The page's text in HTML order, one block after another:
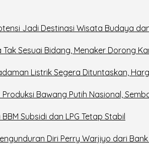
Jadi Destinasi Wisata Budaya
Tak Sesuai Bidang, Menaker Dorong
Listrik Segera Dituntaskan,
Bawang Putih Nasional,
Subsidi dan LPG Tetap Stabil
Diri Perry Warjiyo dari